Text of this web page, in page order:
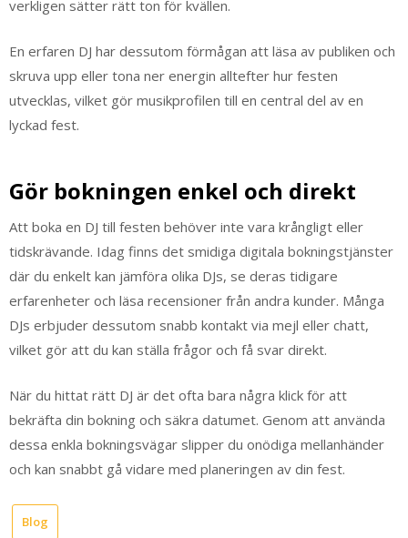
verkligen sätter rätt ton för kvällen.
En erfaren DJ har dessutom förmågan att läsa av publiken och
skruva upp eller tona ner energin alltefter hur festen
utvecklas, vilket gör musikprofilen till en central del av en
lyckad fest.
Gör bokningen enkel och direkt
Att boka en DJ till festen behöver inte vara krångligt eller
tidskrävande. Idag finns det smidiga digitala bokningstjänster
där du enkelt kan jämföra olika DJs, se deras tidigare
erfarenheter och läsa recensioner från andra kunder. Många
DJs erbjuder dessutom snabb kontakt via mejl eller chatt,
vilket gör att du kan ställa frågor och få svar direkt.
När du hittat rätt DJ är det ofta bara några klick för att
bekräfta din bokning och säkra datumet. Genom att använda
dessa enkla bokningsvägar slipper du onödiga mellanhänder
och kan snabbt gå vidare med planeringen av din fest.
Blog